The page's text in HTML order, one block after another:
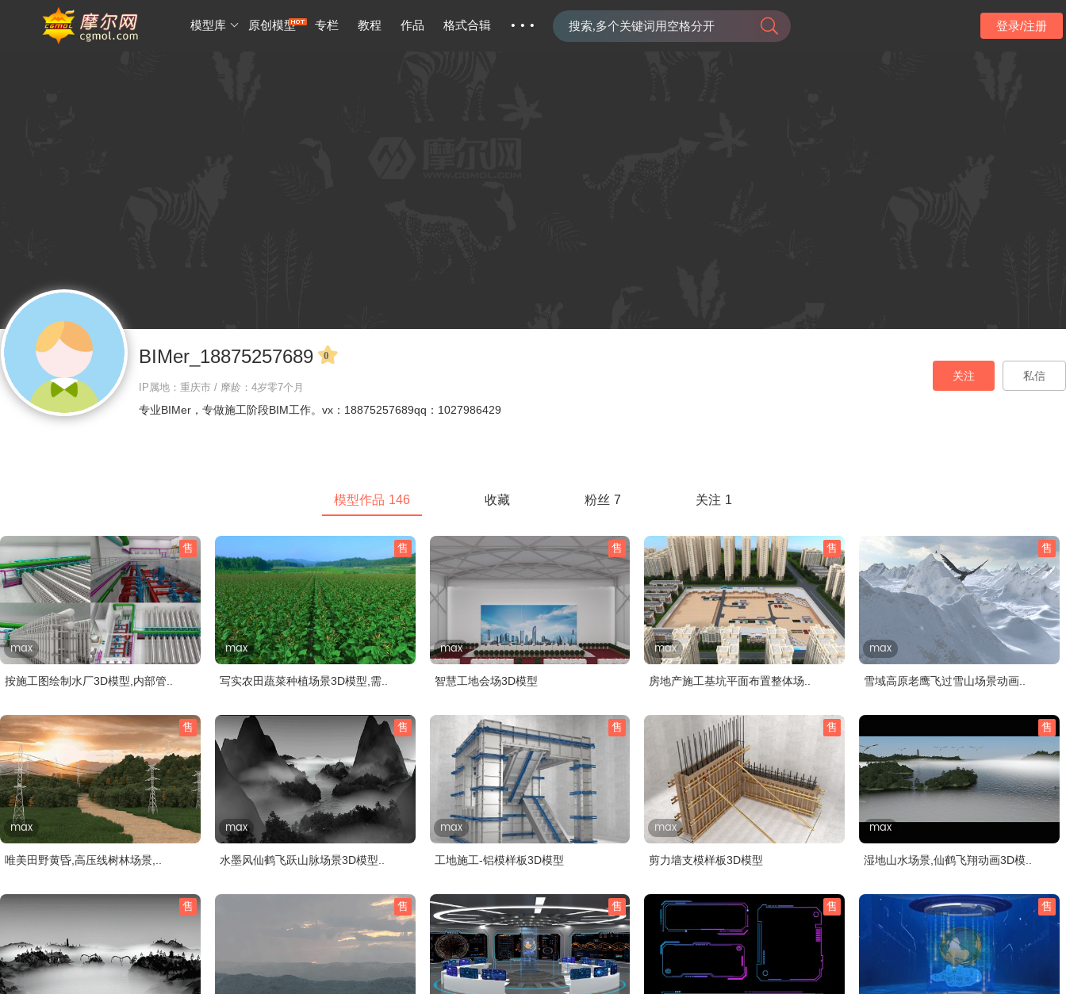
模型库 原创模型 专栏 教程 作品 格式合辑 ··· 登录/注册
BIMer_18875257689
IP属地：重庆市 / 摩龄：4岁零7个月
专业BIMer，专做施工阶段BIM工作。vx：18875257689qq：1027986429
关注 私信
模型作品 146 收藏 粉丝 7 关注 1
售
max
按施工图绘制水厂3D模型,内部管..
售
max
写实农田蔬菜种植场景3D模型,需..
售
max
智慧工地会场3D模型
售
max
房地产施工基坑平面布置整体场..
售
max
雪域高原老鹰飞过雪山场景动画..
售
max
唯美田野黄昏,高压线树林场景,..
售
max
水墨风仙鹤飞跃山脉场景3D模型..
售
max
工地施工-铝模样板3D模型
售
max
剪力墙支模样板3D模型
售
max
湿地山水场景,仙鹤飞翔动画3D模..
售 售 售 售 售